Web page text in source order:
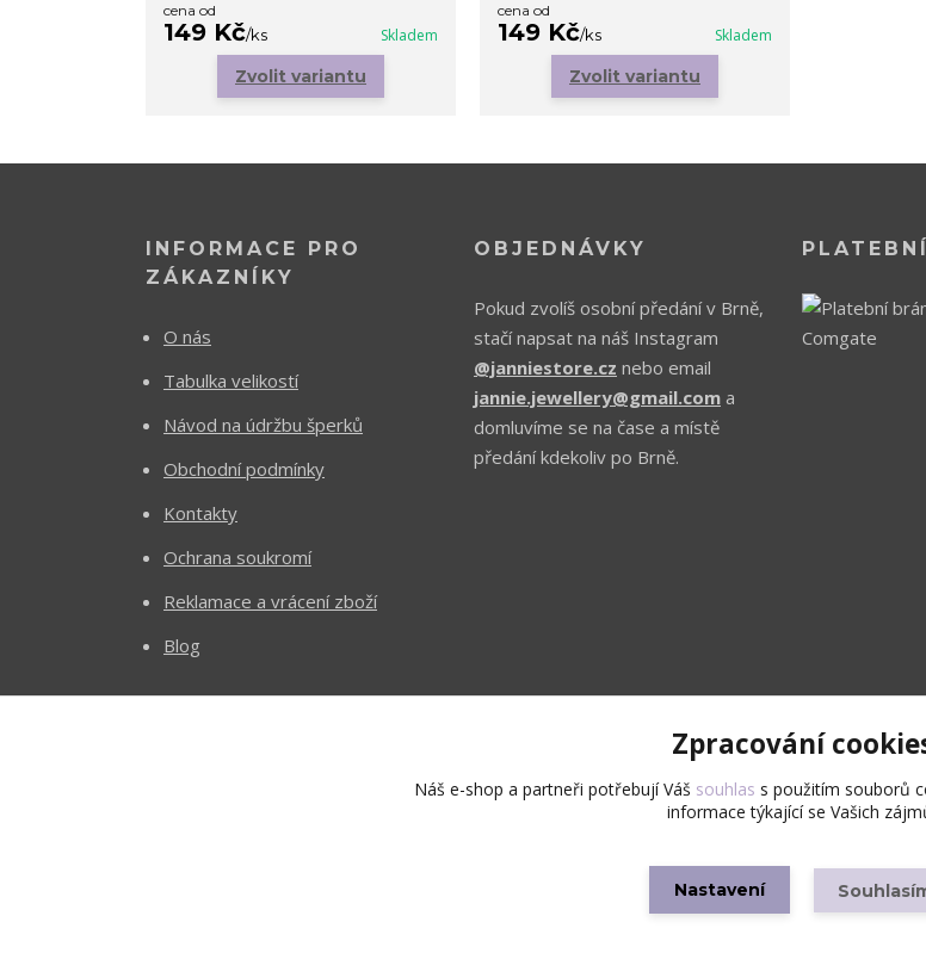
cena od
149 Kč/ks Skladem
Zvolit variantu
cena od
149 Kč/ks Skladem
Zvolit variantu
INFORMACE PRO
ZÁKAZNÍKY
O nás
Tabulka velikostí
Návod na údržbu šperků
Obchodní podmínky
Kontakty
Ochrana soukromí
Reklamace a vrácení zboží
Blog
OBJEDNÁVKY
Pokud zvolíš osobní předání v Brně,
stačí napsat na náš Instagram
@janniestore.cz nebo email
jannie.jewellery@gmail.com a
domluvíme se na čase a místě
předání kdekoliv po Brně.
Upravit sběr cookies.
Copyright © 2026 Všechna práva
Vytvořeno na
Zpracování
Náš e-shop a partneři potřebují Váš souhlas s použitím souborů
informace týkající se Vašich
Nastavení